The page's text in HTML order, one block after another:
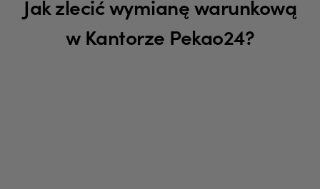
Jak zlecić wymianę warunkową
w Kantorze Pekao24?